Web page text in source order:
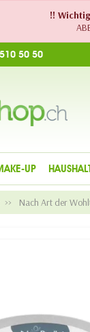
!!
50 50
UP
Nach Art der